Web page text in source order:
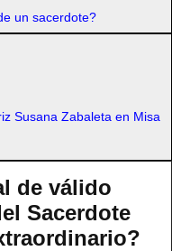
un sacerdote?
Susana Zabaleta en Misa
de válido
Sacerdote